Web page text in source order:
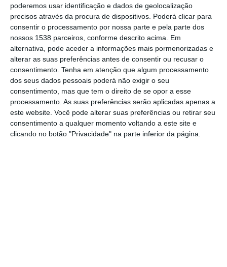
poderemos usar identificação e dados de geolocalização
precisos através da procura de dispositivos. Poderá clicar para
consentir o processamento por nossa parte e pela parte dos
nossos 1538 parceiros, conforme descrito acima. Em
alternativa, pode aceder a informações mais pormenorizadas e
alterar as suas preferências antes de consentir ou recusar o
consentimento. Tenha em atenção que algum processamento
dos seus dados pessoais poderá não exigir o seu
consentimento, mas que tem o direito de se opor a esse
processamento. As suas preferências serão aplicadas apenas a
este website. Você pode alterar suas preferências ou retirar seu
consentimento a qualquer momento voltando a este site e
clicando no botão "Privacidade" na parte inferior da página.
A Praça da República em Samora Correia,
recebe de 5 a 14 de julho, a 34ª edição do
Festival de Gastronomia da Lezíria
Ribatejana.
Pelas mesas vão passar os pratos típicos
ribatejanos, confecionados por diversas